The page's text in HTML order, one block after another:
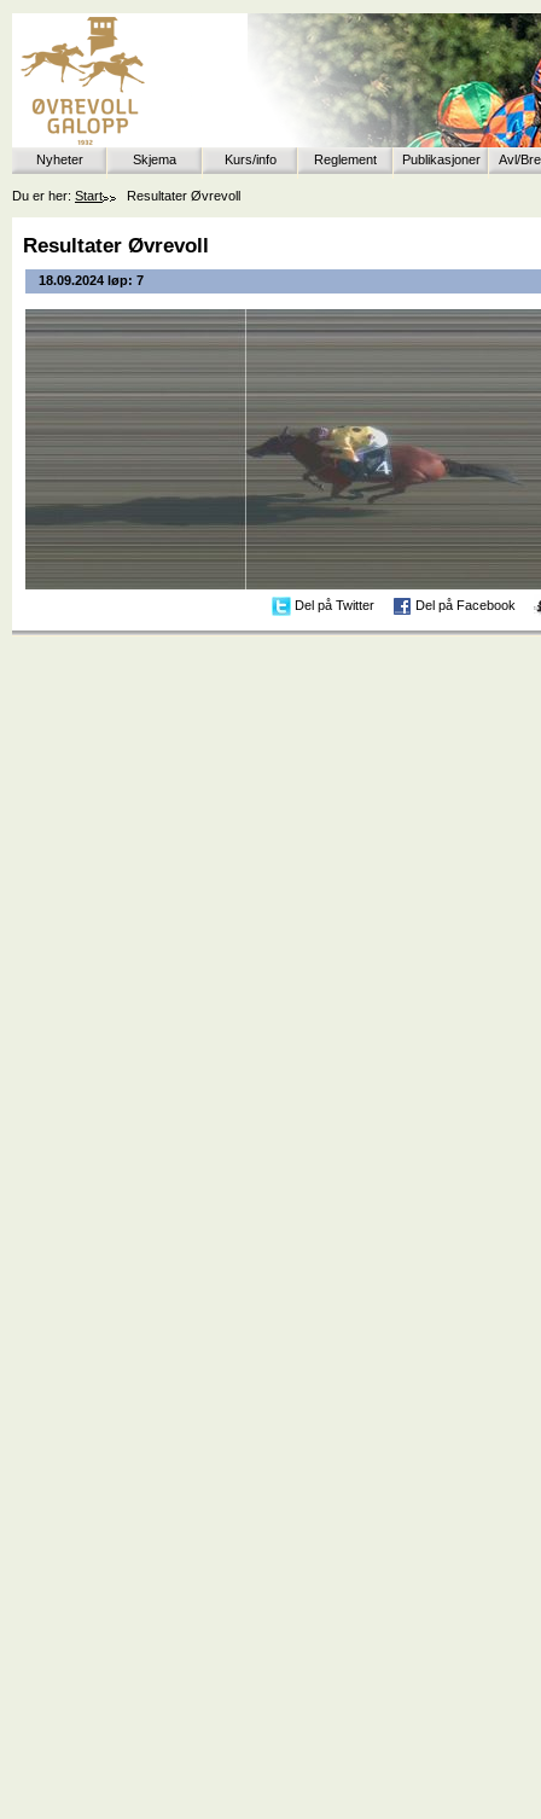
Nyheter Skjema Kurs/info Reglement Publikasjoner Avl/
Du er her: Start Resultater Øvrevoll
Resultater Øvrevoll
18.09.2024 løp: 7
Del på Twitter Del på Facebook